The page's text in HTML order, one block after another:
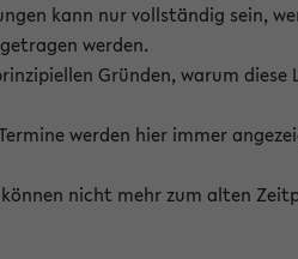
kann nur vollständig sein,
werden.
Gründen, warum
werden hier immer
nicht mehr zum alten